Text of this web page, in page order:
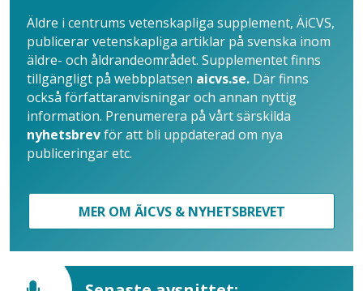
Äldre i centrums vetenskapliga supplement, ÄiCVS,
publicerar vetenskapliga artiklar på svenska inom
äldre- och åldrandeområdet. Supplementet finns
tillgängligt på webbplatsen aicvs.se. Där finns
också författaranvisningar och annan nyttig
information. Prenumerera på vårt särskilda
nyhetsbrevför att bli uppdaterad om nya
publiceringar etc.
MER OM ÄICVS & NYHETSBREVET